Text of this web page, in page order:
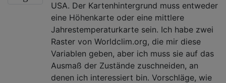
USA. Der Kartenhintergrund muss entweder
eine Höhenkarte oder eine mittlere
Jahrestemperaturkarte sein. Ich habe zwei
Raster von Worldclim.org, die mir diese
Variablen geben, aber ich muss sie auf das
Ausmaß der Zustände zuschneiden, an
denen ich interessiert bin. Vorschläge, wie